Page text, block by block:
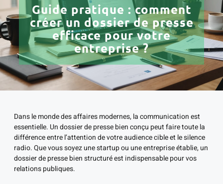
Guide pratique : comment
créer un dossier de presse
efficace pour votre
entreprise ?
Dans le monde des affaires modernes, la communication est
essentielle. Un dossier de presse bien conçu peut faire toute la
différence entre l’attention de votre audience cible et le silence
radio. Que vous soyez une startup ou une entreprise établie, un
dossier de presse bien structuré est indispensable pour vos
relations publiques.